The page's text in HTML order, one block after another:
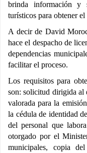
brinda información y
turísticos para obtener
A decir de David
hace el despacho de
dependencias
facilitar el proceso.
Los requisitos para
son: solicitud dirigida al
valorada para la
la cédula de identidad
del personal que
otorgado por el
municipales, copia